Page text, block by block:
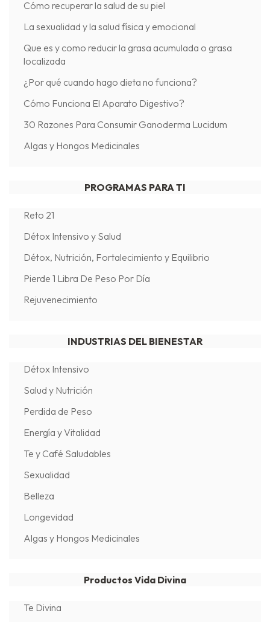
Cómo recuperar la salud de su piel
La sexualidad y la salud física y emocional
Que es y como reducir la grasa acumulada o grasa
localizada
¿Por qué cuando hago dieta no funciona?
Cómo Funciona El Aparato Digestivo?
30 Razones Para Consumir Ganoderma Lucidum
Algas y Hongos Medicinales
PROGRAMAS PARA TI
Reto 21
Détox Intensivo y Salud
Détox, Nutrición, Fortalecimiento y Equilibrio
Pierde 1 Libra De Peso Por Día
Rejuvenecimiento
INDUSTRIAS DEL BIENESTAR
Détox Intensivo
Salud y Nutrición
Perdida de Peso
Energía y Vitalidad
Te y Café Saludables
Sexualidad
Belleza
Longevidad
Algas y Hongos Medicinales
Productos Vida Divina
Te Divina